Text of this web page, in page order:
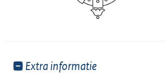
Toon
Extra informatie